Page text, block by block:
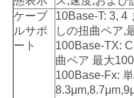
シ
ー
ケーブ
ルサポ
ート
10Base-T: 3, 4
しの扭曲ペア,
100Base-TX:
曲ペア 最大
100Base-Fx: